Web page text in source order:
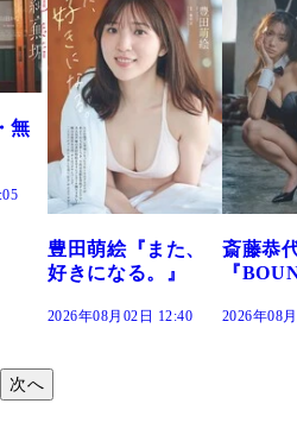
斎藤恭代
『BOUND』
2026年08月02日 12:35
咲田ゆ
『
2026年08
次へ